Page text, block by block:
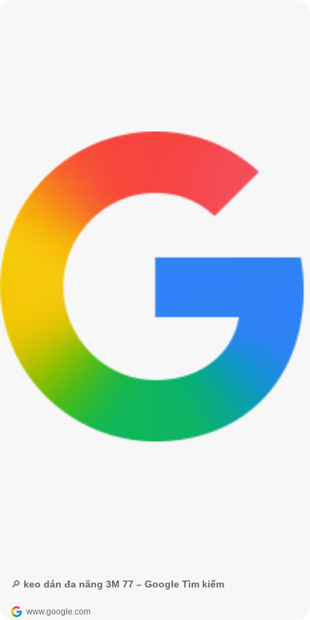
🔎 keo dán đa năng 3M 77 – Google Tìm kiếm
www.google.com